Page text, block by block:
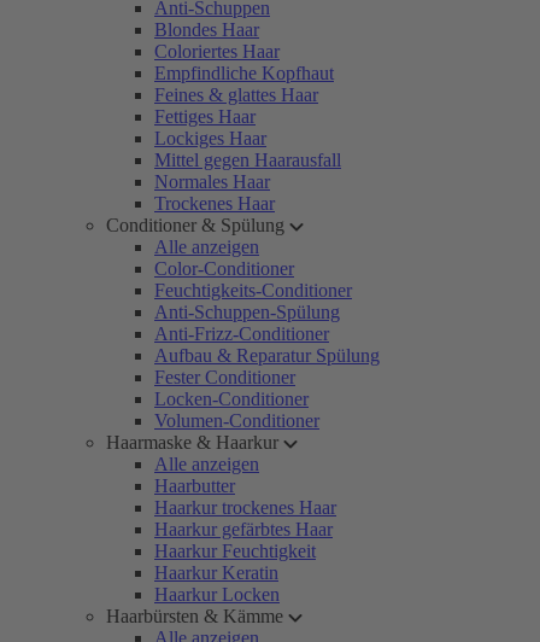
Anti-Schuppen
Blondes Haar
Coloriertes Haar
Empfindliche Kopfhaut
Feines & glattes Haar
Fettiges Haar
Lockiges Haar
Mittel gegen Haarausfall
Normales Haar
Trockenes Haar
Conditioner & Spülung
Alle anzeigen
Color-Conditioner
Feuchtigkeits-Conditioner
Anti-Schuppen-Spülung
Anti-Frizz-Conditioner
Aufbau & Reparatur Spülung
Fester Conditioner
Locken-Conditioner
Volumen-Conditioner
Haarmaske & Haarkur
Alle anzeigen
Haarbutter
Haarkur trockenes Haar
Haarkur gefärbtes Haar
Haarkur Feuchtigkeit
Haarkur Keratin
Haarkur Locken
Haarbürsten & Kämme
Alle anzeigen